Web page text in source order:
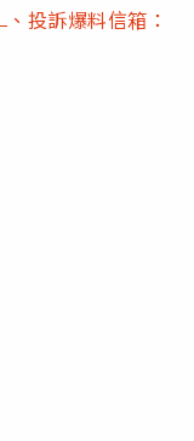
、投訴爆料信箱：